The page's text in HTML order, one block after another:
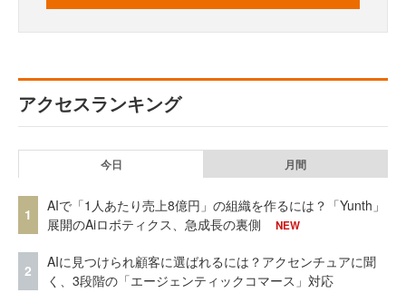
アクセスランキング
今日 月間
1
AIで「1人あたり売上8億円」の組織を作るには？「Yunth」
展開のAiロボティクス、急成長の裏側
NEW
2
AIに見つけられ顧客に選ばれるには？アクセンチュアに聞
く、3段階の「エージェンティックコマース」対応